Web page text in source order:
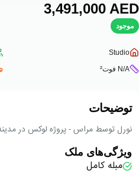
‎3,491,000‎ AED
موجود
Studio
N/A فوت²
توضیحات
نورل توسط مراس - پروژه لوکس در
ویژگی‌های ملک
مبله کامل